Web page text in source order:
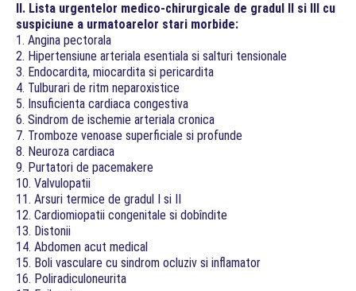
II. Lista urgentelor medico-chirurgicale de gradul II si III cu
suspiciune a urmatoarelor stari morbide:
1. Angina pectorala
2. Hipertensiune arteriala esentiala si salturi tensionale
3. Endocardita, miocardita si pericardita
4. Tulburari de ritm neparoxistice
5. Insuficienta cardiaca congestiva
6. Sindrom de ischemie arteriala cronica
7. Tromboze venoase superficiale si profunde
8. Neuroza cardiaca
9. Purtatori de pacemakere
10. Valvulopatii
11. Arsuri termice de gradul I si II
12. Cardiomiopatii congenitale si dobîndite
13. Distonii
14. Abdomen acut medical
15. Boli vasculare cu sindrom ocluziv si inflamator
16. Poliradiculoneurita